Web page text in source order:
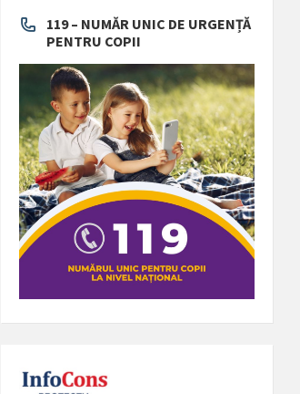
119 – NUMĂR UNIC DE URGENȚĂ
PENTRU COPII